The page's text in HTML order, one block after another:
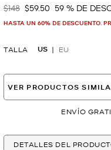
Era
$148 Ahora
$59.50 59 % DE
HASTA UN 60% DE DESCUENTO.
TALLA US EU
VER PRODUCTOS
ENVÍO
DETALLES DEL